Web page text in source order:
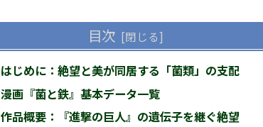
目次
はじめに：絶望と美が同居する「菌類」の支配
漫画『菌と鉄』基本データ一覧
作品概要：『進撃の巨人』の遺伝子を継ぐ絶望